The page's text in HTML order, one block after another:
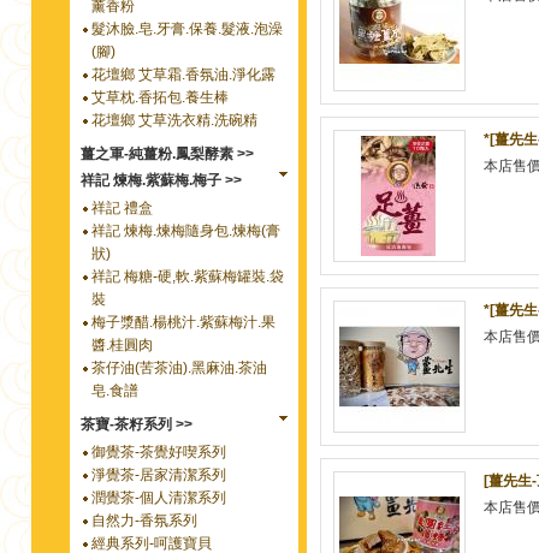
薰香粉
髮沐臉.皂.牙膏.保養.髮液.泡澡
(腳)
花壇鄉 艾草霜.香氛油.淨化露
艾草枕.香拓包.養生棒
花壇鄉 艾草洗衣精.洗碗精
薑之軍-純薑粉.鳳梨酵素 >>
祥記 煉梅.紫蘇梅.梅子 >>
祥記 禮盒
祥記 煉梅.煉梅隨身包.煉梅(膏
狀)
祥記 梅糖-硬,軟.紫蘇梅罐裝.袋
裝
梅子漿醋.楊桃汁.紫蘇梅汁.果
醬.桂圓肉
茶仔油(苦茶油).黑麻油.茶油
皂.食譜
茶寶-茶籽系列 >>
御覺茶-茶覺好喫系列
淨覺茶-居家清潔系列
潤覺茶-個人清潔系列
自然力-香氛系列
經典系列-呵護寶貝
*[薑先
本店售
*[薑先
本店售
[薑先生
本店售